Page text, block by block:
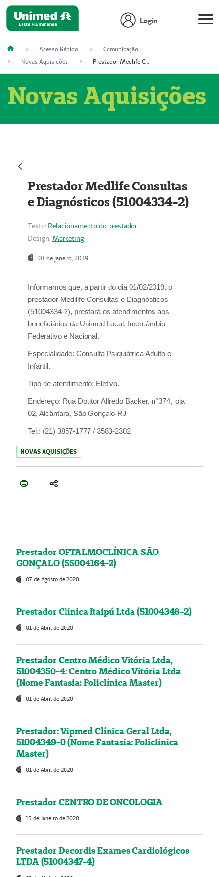
Login
Acesso Rápido
Comunicação
Novas Aquisições
Prestador Medlife Consultas e Diagnósticos (51004334-2)
Novas Aquisições
Prestador Medlife Consultas
e Diagnósticos (51004334-2)
Texto: Relacionamento do prestador
Design: Marketing
01 de janeiro, 2019
Informamos que, a partir do dia 01/02/2019, o
prestador Medilife Consultas e Diagnósticos
(51004334-2), prestará os atendimentos aos
beneficiários da Unimed Local, Intercâmbio
Federativo e Nacional.
Especialidade: Consulta Psiquiátrica Adulto e
Infantil.
Tipo de atendimento: Eletivo.
Endereço: Rua Doutor Alfredo Backer, n°374, loja
02, Alcântara, São Gonçalo-RJ
Tel.: (21) 3857-1777 / 3583-2302
NOVAS AQUISIÇÕES
Prestador OFTALMOCLÍNICA SÃO
GONÇALO (55004164-2)
07 de Agosto de 2020
Prestador Clínica Itaipú Ltda (51004348-2)
01 de Abril de 2020
Prestador Centro Médico Vitória Ltda,
51004350-4: Centro Médico Vitória Ltda
(Nome Fantasia: Policlínica Master)
01 de Abril de 2020
Prestador: Vipmed Clínica Geral Ltda,
51004349-0 (Nome Fantasia: Policlínica
Master)
01 de Abril de 2020
Prestador CENTRO DE ONCOLOGIA
15 de Janeiro de 2020
Prestador Decordis Exames Cardiológicos
LTDA (51004347-4)